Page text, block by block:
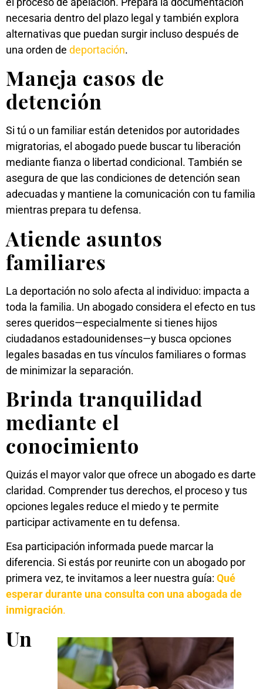
necesaria dentro del plazo legal y también explora
alternativas que puedan surgir incluso después de
una orden de deportación.
Maneja casos de
detención
Si tú o un familiar están detenidos por autoridades
migratorias, el abogado puede buscar tu liberación
mediante fianza o libertad condicional. También se
asegura de que las condiciones de detención sean
adecuadas y mantiene la comunicación con tu familia
mientras prepara tu defensa.
Atiende asuntos
familiares
La deportación no solo afecta al individuo: impacta a
toda la familia. Un abogado considera el efecto en tus
seres queridos—especialmente si tienes hijos
ciudadanos estadounidenses—y busca opciones
legales basadas en tus vínculos familiares o formas
de minimizar la separación.
Brinda tranquilidad
mediante el
conocimiento
Quizás el mayor valor que ofrece un abogado es darte
claridad. Comprender tus derechos, el proceso y tus
opciones legales reduce el miedo y te permite
participar activamente en tu defensa.
Esa participación informada puede marcar la
diferencia. Si estás por reunirte con un abogado por
primera vez, te invitamos a leer nuestra guía: Qué
esperar durante una consulta con una abogada de
inmigración.
Un